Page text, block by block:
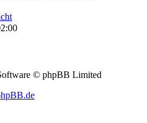
© phpBB Limited